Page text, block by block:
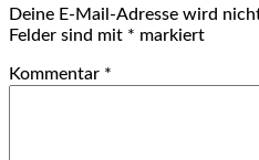
Deine E-Mail-Adresse wird
Felder sind mit * markiert
Kommentar *